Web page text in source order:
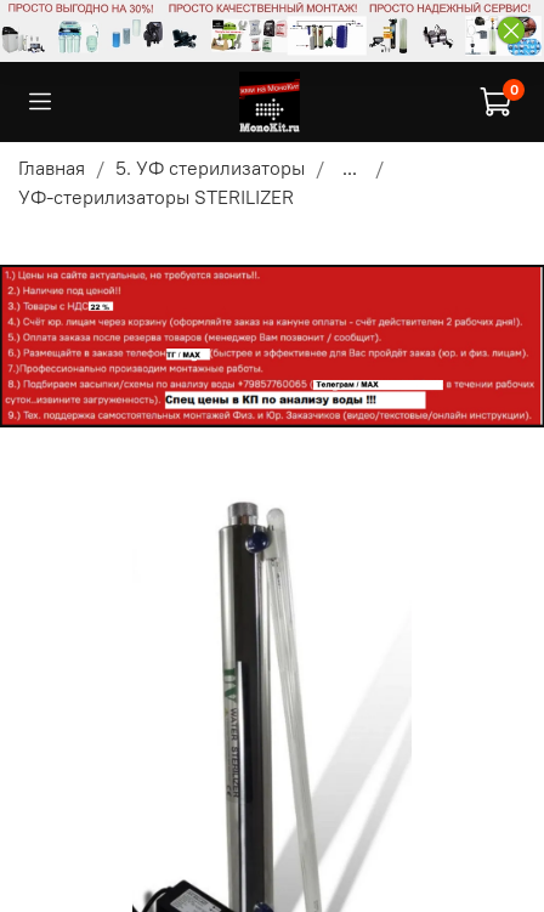
0
Главная 5. УФ стерилизаторы
...
УФ-стерилизаторы STERILIZER